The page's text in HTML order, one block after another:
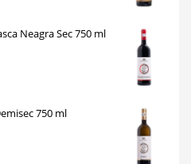
Neagra Sec 750 ml
750 ml